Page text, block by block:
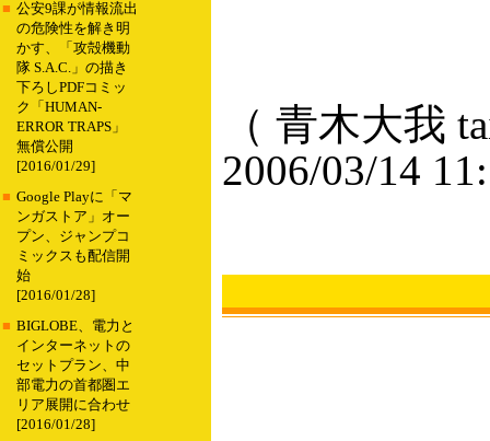
■ 公安9課が情報流出
の危険性を解き明
かす、「攻殻機動
隊 S.A.C.」の描き
下ろしPDFコミッ
ク「HUMAN-
ERROR TRAPS」
無償公開
[2016/01/29]
■ Google Playに「マ
ンガストア」オー
プン、ジャンプコ
ミックスも配信開
始
[2016/01/28]
■ BIGLOBE、電力と
インターネットの
セットプラン、中
部電力の首都圏エ
リア展開に合わせ
[2016/01/28]
（ 青木大我
2006/03/14